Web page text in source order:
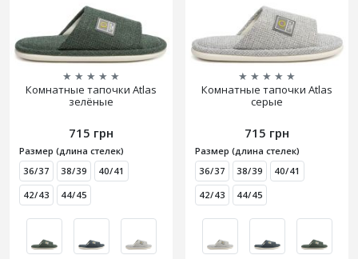
★ ★ ★ ★ ★
Комнатные тапочки Atlas
зелёные
715 грн
Размер (длина стелек)
36/37
38/39
40/41
42/43
44/45
★ ★ ★ ★ ★
Комнатные тапочки Atlas
серые
715 грн
Размер (длина стелек)
36/37
38/39
40/41
42/43
44/45